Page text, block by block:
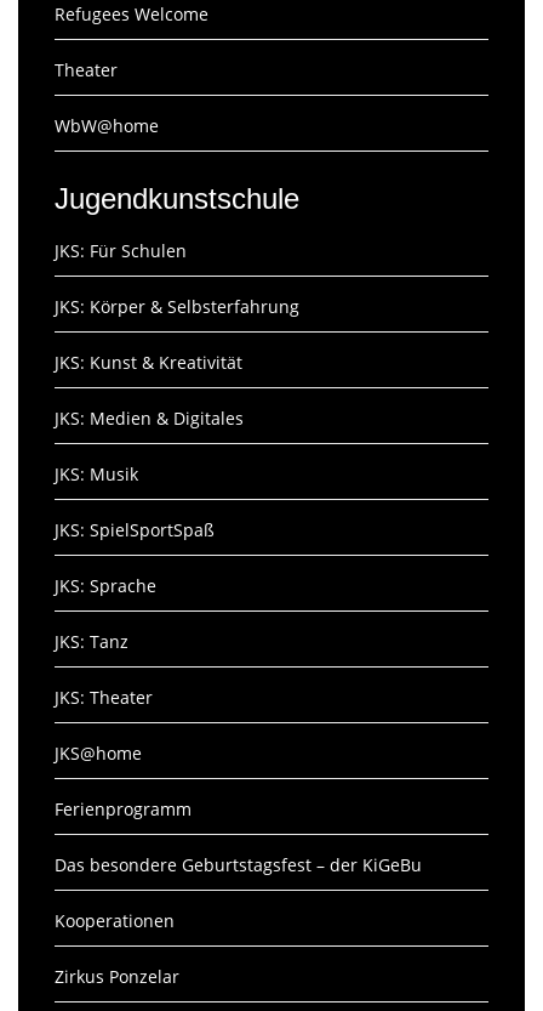
Refugees Welcome
Theater
WbW@home
Jugendkunstschule
JKS: Für Schulen
JKS: Körper & Selbsterfahrung
JKS: Kunst & Kreativität
JKS: Medien & Digitales
JKS: Musik
JKS: SpielSportSpaß
JKS: Sprache
JKS: Tanz
JKS: Theater
JKS@home
Ferienprogramm
Das besondere Geburtstagsfest – der KiGeBu
Kooperationen
Zirkus Ponzelar